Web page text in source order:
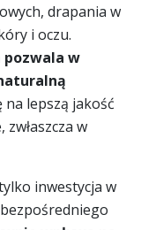
drapania w
i oczu.
pozwala w
na lepszą jakość
w
inwestycja w